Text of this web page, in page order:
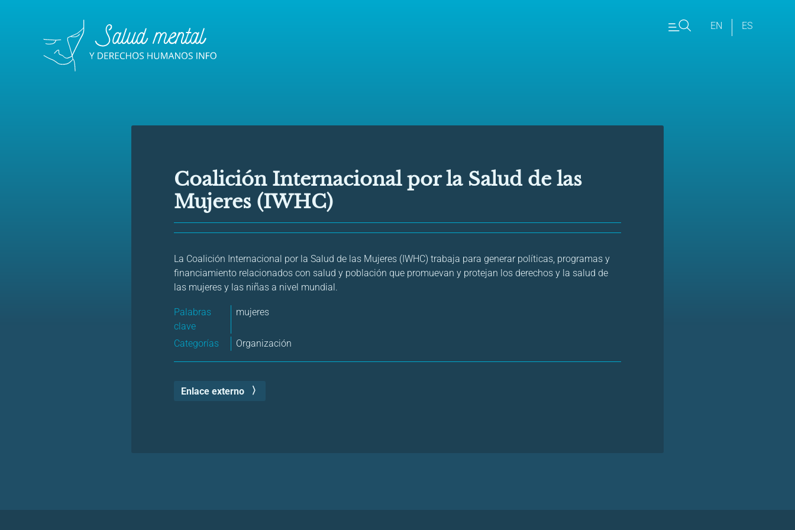
EN ES
Coalición Internacional por la Salud de las
Mujeres (IWHC)
La Coalición Internacional por la Salud de las Mujeres (IWHC) trabaja para generar políticas, programas y
financiamiento relacionados con salud y población que promuevan y protejan los derechos y la salud de
las mujeres y las niñas a nivel mundial.
Palabras
clave
mujeres
Categorías Organización
Enlace externo